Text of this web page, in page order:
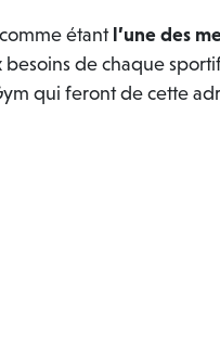
étantl’une des
de chaque
qui feront de cette